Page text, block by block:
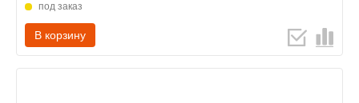
под заказ
В корзину